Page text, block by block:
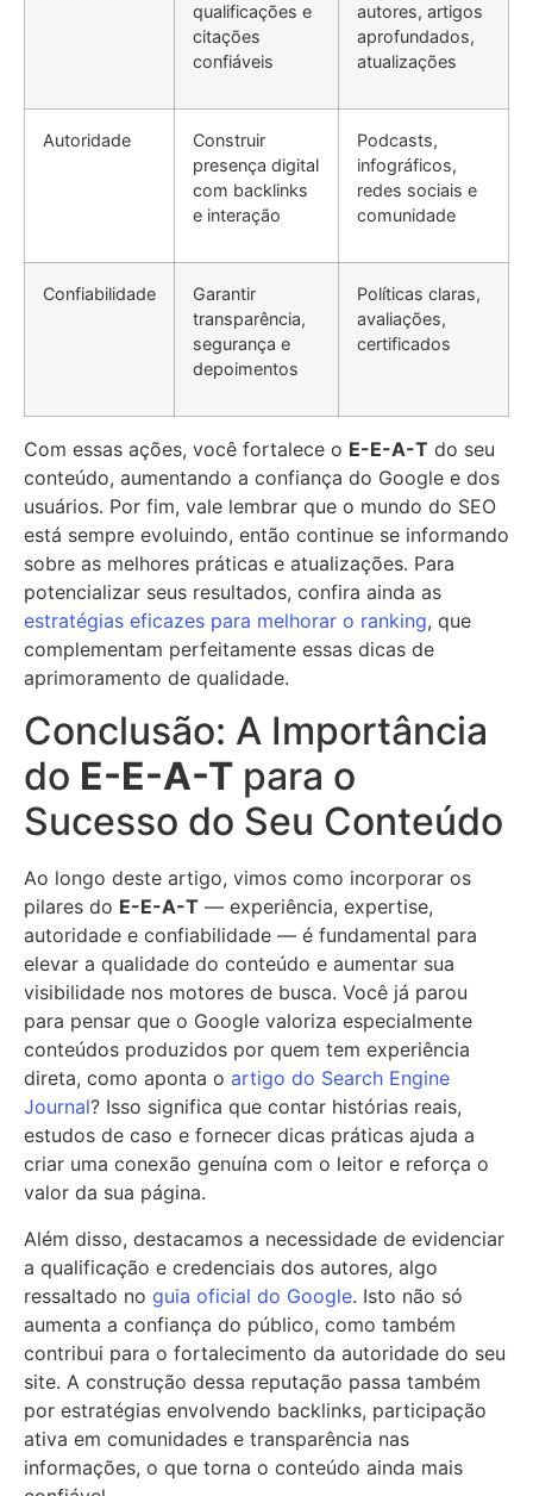
qualificações e
citações
confiáveis
autores, artigos
aprofundados,
atualizações
Autoridade
Construir
presença digital
com backlinks
e interação
Podcasts,
infográficos,
redes sociais e
comunidade
Confiabilidade
Garantir
transparência,
segurança e
depoimentos
Políticas claras,
avaliações,
certificados
Com essas ações, você fortalece o E-E-A-T do seu
conteúdo, aumentando a confiança do Google e dos
usuários. Por fim, vale lembrar que o mundo do SEO
está sempre evoluindo, então continue se informando
sobre as melhores práticas e atualizações. Para
potencializar seus resultados, confira ainda as
estratégias eficazes para melhorar o ranking, que
complementam perfeitamente essas dicas de
aprimoramento de qualidade.
Conclusão: A Importância
do E-E-A-T para o
Sucesso do Seu Conteúdo
Ao longo deste artigo, vimos como incorporar os
pilares do E-E-A-T — experiência, expertise,
autoridade e confiabilidade — é fundamental para
elevar a qualidade do conteúdo e aumentar sua
visibilidade nos motores de busca. Você já parou
para pensar que o Google valoriza especialmente
conteúdos produzidos por quem tem experiência
direta, como aponta o artigo do Search Engine
Journal? Isso significa que contar histórias reais,
estudos de caso e fornecer dicas práticas ajuda a
criar uma conexão genuína com o leitor e reforça o
valor da sua página.
Além disso, destacamos a necessidade de evidenciar
a qualificação e credenciais dos autores, algo
ressaltado no guia oficial do Google. Isto não só
aumenta a confiança do público, como também
contribui para o fortalecimento da autoridade do seu
site. A construção dessa reputação passa também
por estratégias envolvendo backlinks, participação
ativa em comunidades e transparência nas
informações, o que torna o conteúdo ainda mais